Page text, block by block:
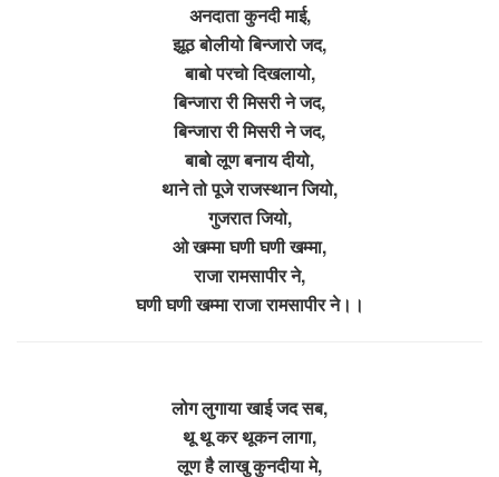
अनदाता कुनदी माई,
झूठ बोलीयो बिन्जारो जद,
बाबो परचो दिखलायो,
बिन्जारा री मिसरी ने जद,
बिन्जारा री मिसरी ने जद,
बाबो लूण बनाय दीयो,
थाने तो पूजे राजस्थान जियो,
गुजरात जियो,
ओ खम्मा घणी घणी खम्मा,
राजा रामसापीर ने,
घणी घणी खम्मा राजा रामसापीर ने।।
लोग लुगाया खाई जद सब,
थू थू कर थूकन लागा,
लूण है लाखु कुनदीया मे,